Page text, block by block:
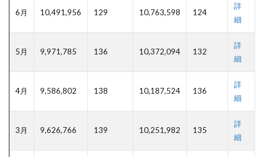
6月 10,491,956 129 10,763,598 124
詳
細
5月 9,971,785 136 10,372,094 132
詳
細
4月 9,586,802 138 10,187,524 136
詳
細
3月 9,626,766 139 10,251,982 135
詳
細